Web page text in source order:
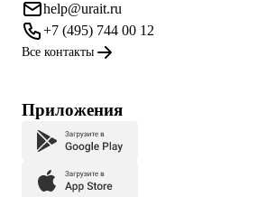
help@urait.ru
+7 (495) 744 00 12
Все контакты
Приложения